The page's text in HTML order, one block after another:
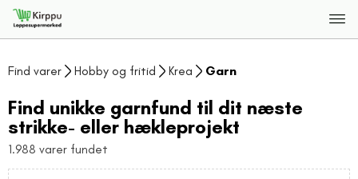
Find varer Hobby og fritid Krea Garn
Find unikke garnfund til dit næste
strikke- eller hækleprojekt
1.988 varer fundet